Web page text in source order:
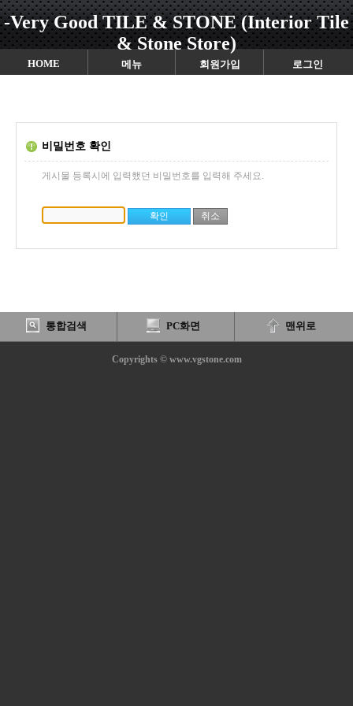
-Very Good TILE & STONE (Interior Tile
& Stone Store)
HOME 메뉴 회원가입 로그인
비밀번호 확인
게시물 등록시에 입력했던 비밀번호를 입력해 주세요.
통합검색 PC화면 맨위로
Copyrights © www.vgstone.com